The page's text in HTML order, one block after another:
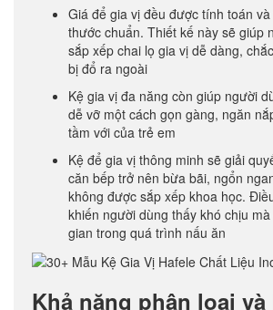
Giá để gia vị đều được tính toán
thước chuẩn. Thiết kế này sẽ giúp
sắp xếp chai lọ gia vị dễ dàng,
bị đổ ra ngoài
Kệ gia vị đa năng còn giúp người
dễ vỡ một cách gọn gàng, ngăn
tầm với của trẻ em
Kệ để gia vị thông minh sẽ giải
căn bếp trở nên bừa bãi, ngổn
không được sắp xếp khoa học.
khiến người dùng thấy khó chịu
gian trong quá trình nấu ăn
Khả năng phân loại